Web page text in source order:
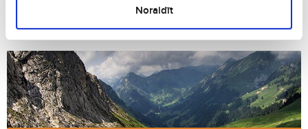
Noraidīt